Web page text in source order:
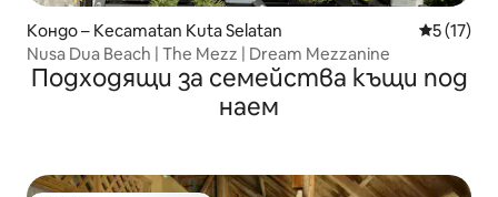
Кондо – Kecamatan Kuta Selatan Средна
5 (17)
Nusa Dua Beach | The Mezz | Dream Mezzanine
Подходящи за семейства къщи под
наем